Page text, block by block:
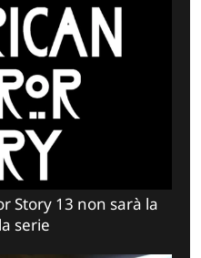
Story 13 non sarà la
serie